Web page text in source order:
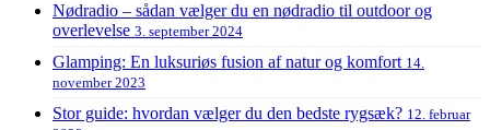
Nødradio – sådan vælger du en nødradio til outdoor og
overlevelse 3. september 2024
Glamping: En luksuriøs fusion af natur og komfort 14.
november 2023
Stor guide: hvordan vælger du den bedste rygsæk? 12. februar